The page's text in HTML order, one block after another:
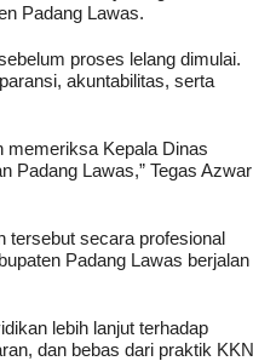
Padang Lawas.
proses lelang dimulai.
akuntabilitas, serta
memeriksa Kepala Dinas
Padang Lawas,” Tegas Azwar
tersebut secara profesional
Padang Lawas berjalan
lebih lanjut terhadap
dan bebas dari praktik KKN